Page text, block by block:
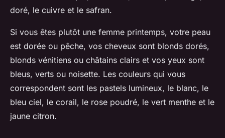
doré, le cuivre et le safran.
Si vous êtes plutôt une femme printemps, votre peau
est dorée ou pêche, vos cheveux sont blonds dorés,
blonds vénitiens ou châtains clairs et vos yeux sont
bleus, verts ou noisette. Les couleurs qui vous
correspondent sont les pastels lumineux, le blanc, le
bleu ciel, le corail, le rose poudré, le vert menthe et le
jaune citron.